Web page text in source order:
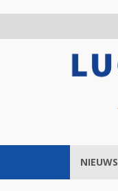
NIEUWS